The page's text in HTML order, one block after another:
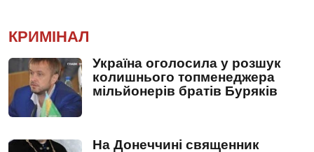
КРИМІНАЛ
Україна оголосила у розшук
колишнього топменеджера
мільйонерів братів Буряків
На Донеччині священник